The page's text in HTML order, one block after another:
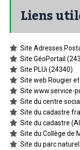
Liens
Site Adresses
Site GéoPortail
Site PLUi (24340)
Site web Rougier et
Site www.service-
Site du centre social
Site du cadastre
Site du cadastre
Site du Collège de
Site du parc naturel